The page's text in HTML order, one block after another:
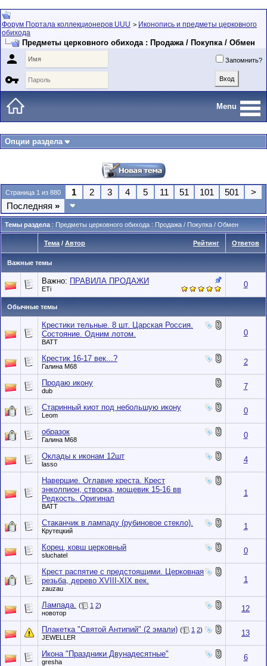
Форум Портала коллекционеров UUU > Иконопись и предметы церковного
обихода
Предметы церковного обихода : Продажа / Покупка / Обмен
 Запомнить?

Menu
Опции раздела
Страница 1 из 880 1 2 3 4 5 11 51 101 501
>
Последняя »
Темы раздела : Предметы церковного обихода : Продажа / Покупка / Обмен
Рейтинг
Тема / Автор Ответов
Важные темы
Важно: ПРАВИЛА ПРОДАЖИ
ETi 0
Обычные темы
Крестики тельные. 8 шт. Царская Россия.
Состояние. Одним лотом.
BATT
0
Крестик 16-17 век...?
Галина М68 2
Продаю икону
dub 7
Старинный киот под небольшую икону
Leom 0
образок
Галина М68 0
Оклады к иконам 12шт
lasso 4
Навершие. Оглавие креста. Крест
энколпион, створка, мощевик 15-16 вв
Редкость. Оригинал
BATT
1
Стаканчик в лампаду (рубиновое стекло).
Крутецкий 1
Корец, ковш церковный
sluchatel 0
Крест распятие с предстоящими. Церковная
резьба, дерево XVIII-XIX век.
zauzau
1
Лампада. ( 1 2)
новотор
12
Плакетка "Святой Антипий" (2 эмали) ( 1 2)
JEWELLER
13
Икона "Праздники Двунадесятные"
gresha 6